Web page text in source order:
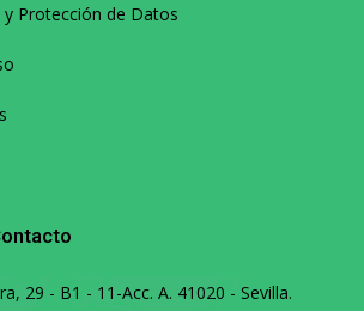
y Protección de Datos
29 - B1 - 11-Acc. A. 41020 - Sevilla.